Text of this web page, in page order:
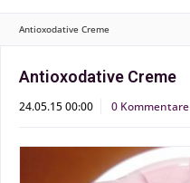
Antioxodative Creme
Antioxodative Creme
24.05.15 00:00 0 Kommentare